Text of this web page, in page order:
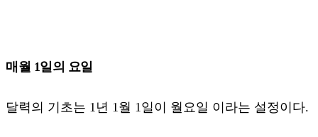
매월 1일의 요일
달력의 기초는 1년 1월 1일이 월요일 이라는 설정이다.